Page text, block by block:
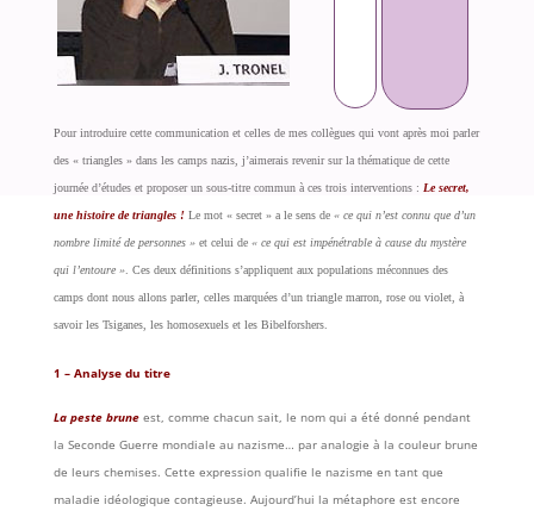
Pour introduire cette communication et celles de mes collègues qui vont après moi parler
des « triangles » dans les camps nazis, j’aimerais revenir sur la thématique de cette
journée d’études et proposer un sous-titre commun à ces trois interventions : Le secret,
une histoire de triangles ! Le mot « secret » a le sens de « ce qui n’est connu que d’un
nombre limité de personnes »et celui de « ce qui est impénétrable à cause du mystère
qui l’entoure ». Ces deux définitions s’appliquent aux populations méconnues des
camps dont nous allons parler, celles marquées d’un triangle marron, rose ou violet, à
savoir les Tsiganes, les homosexuels et les Bibelforshers.
1 – Analyse du titre
La peste bruneest, comme chacun sait, le nom qui a été donné pendant
la Seconde Guerre mondiale au nazisme… par analogie à la couleur brune
de leurs chemises. Cette expression qualifie le nazisme en tant que
maladie idéologique contagieuse. Aujourd’hui la métaphore est encore